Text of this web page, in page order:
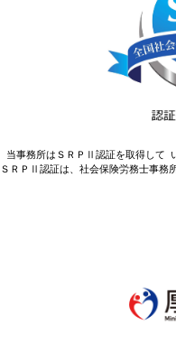
当事務所はＳＲＰⅡ認証を取得して
ＳＲＰⅡ認証は、社会保険労務士事務